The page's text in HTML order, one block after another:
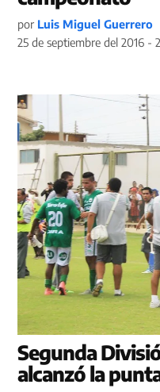
por Luis Miguel Guerrero
25 de septiembre del 2016 -
Segunda
alcanzó la